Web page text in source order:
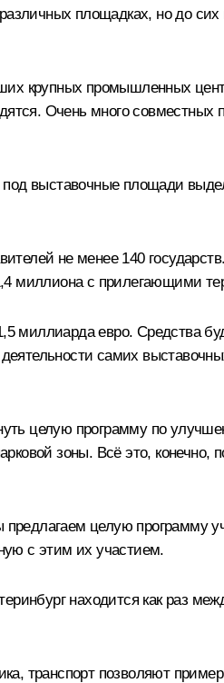
площадках, но до сих
крупных промышленных
Очень много
выставочные площади
не менее 140
миллиона с прилегающими
миллиарда евро. Средства
самих
целую программу по
зоны. Всё это, конечно,
целую программу
с этим их участием.
находится как раз
транспорт позволяют